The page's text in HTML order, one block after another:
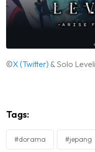
©X (Twitter) & Solo
Tags:
#dorama #jepang